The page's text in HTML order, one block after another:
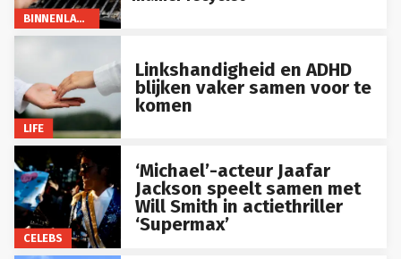
BINNENLAND
LIFE
Linkshandigheid en ADHD
blijken vaker samen voor te
komen
CELEBS
‘Michael’-acteur Jaafar
Jackson speelt samen met
Will Smith in actiethriller
‘Supermax’